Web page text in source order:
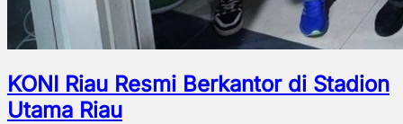
KONI Riau Resmi Berkantor di Stadion
Utama Riau